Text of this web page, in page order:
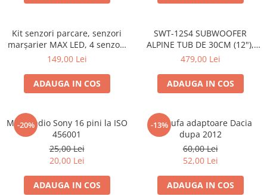
Kit senzori parcare, senzori
marșarier MAX LED, 4 senzori
negri -02287
149,00 Lei
ADAUGA IN COS
SWT-12S4 SUBWOOFER
ALPINE TUB DE 30CM (12"),
1000W
479,00 Lei
ADAUGA IN COS
-20%
Mufa radio Sony 16 pini la ISO
456001
25,00 Lei
20,00 Lei
ADAUGA IN COS
-13%
Set mufa adaptoare Dacia
dupa 2012
60,00 Lei
52,00 Lei
ADAUGA IN COS